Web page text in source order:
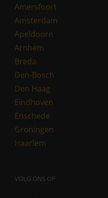
Amersfoort
Amsterdam
Apeldoorn
Arnhem
Breda
Den-Bosch
Den Haag
Eindhoven
Enschede
Groningen
Haarlem
VOLG ONS OP